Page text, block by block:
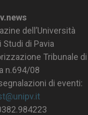
dell’Università
Studi di Pavia
Tribunale di
n.694/08
di eventi: